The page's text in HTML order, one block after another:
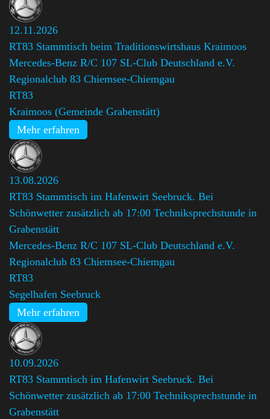
12.11.2026
RT83 Stammtisch beim Traditionswirtshaus Kraimoos
Mercedes-Benz R/C 107 SL-Club Deutschland e.V.
Regionalclub 83 Chiemsee-Chiemgau
RT83
Kraimoos (Gemeinde Grabenstätt)
Mehr erfahren
13.08.2026
RT83 Stammtisch im Hafenwirt Seebruck. Bei
Schönwetter zusätzlich ab 17:00 Techniksprechstunde in
Grabenstätt
Mercedes-Benz R/C 107 SL-Club Deutschland e.V.
Regionalclub 83 Chiemsee-Chiemgau
RT83
Segelhafen Seebruck
Mehr erfahren
10.09.2026
RT83 Stammtisch im Hafenwirt Seebruck. Bei
Schönwetter zusätzlich ab 17:00 Techniksprechstunde in
Grabenstätt